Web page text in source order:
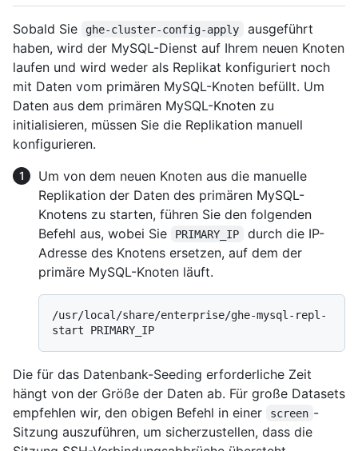
Sobald Sie ghe-cluster-config-apply
ausgeführt
haben, wird der MySQL-Dienst auf Ihrem neuen Knoten
laufen und wird weder als Replikat konfiguriert noch
mit Daten vom primären MySQL-Knoten befüllt. Um
Daten aus dem primären MySQL-Knoten zu
initialisieren, müssen Sie die Replikation manuell
konfigurieren.
Um von dem neuen Knoten aus die manuelle
Replikation der Daten des primären MySQL-
Knotens zu starten, führen Sie den folgenden
Befehl aus, wobei Sie
PRIMARY_IP
durch die IP-
Adresse des Knotens ersetzen, auf dem der
primäre MySQL-Knoten läuft.
/usr/local/share/enterprise/ghe-mysql-repl-
Die für das Datenbank-Seeding erforderliche Zeit
hängt von der Größe der Daten ab. Für große Datasets
empfehlen wir, den obigen Befehl in einer
screen -
Sitzung auszuführen, um sicherzustellen, dass die